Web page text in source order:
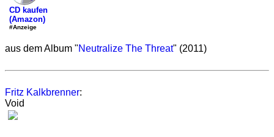
CD kaufen
(Amazon)
#Anzeige
aus dem Album "Neutralize The Threat" (2011)
Fritz Kalkbrenner:
Void